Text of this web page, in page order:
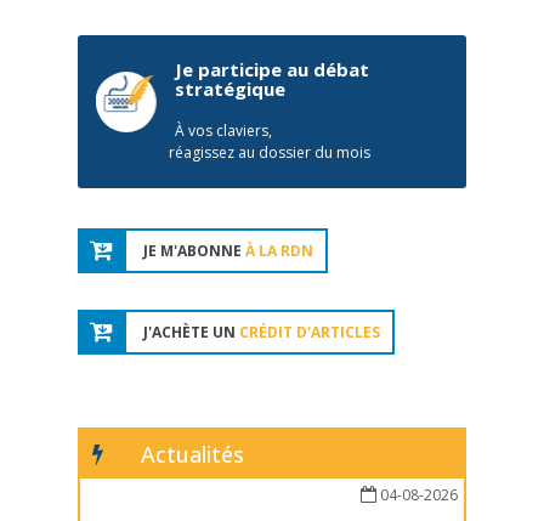
Je participe au débat
stratégique
À vos claviers,
réagissez au dossier du mois
JE M'ABONNE À LA RDN
J'ACHÈTE UN CRÉDIT D'ARTICLES
Actualités
04-08-2026